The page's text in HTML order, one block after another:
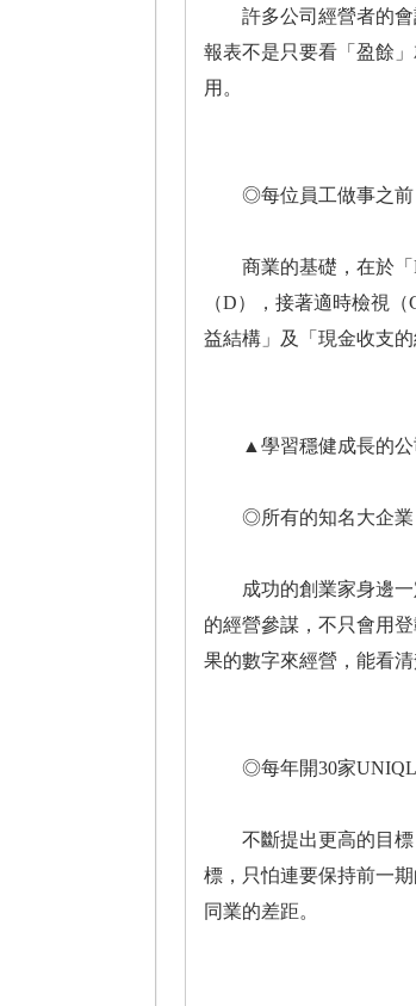
許多公司經營者的會
報表不是只要看「盈餘
用。
◎每位員工做事之前
商業的基礎，在於「
（D），接著適時檢視
益結構」及「現金收支
▲學習穩健成長的公
◎所有的知名大企業
成功的創業家身邊一定
的經營參謀，不只會用
果的數字來經營，能看
◎每年開30家UNIQLO
不斷提出更高的目標
標，只怕連要保持前一
同業的差距。